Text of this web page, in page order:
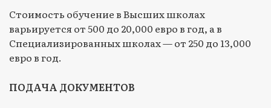
Стоимость обучение в Высших школах
варьируется от 500 до 20,000 евро в год, а в
Специализированных школах — от 250 до 13,000
евро в год.
ПОДАЧА ДОКУМЕНТОВ